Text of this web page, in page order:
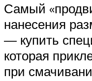
Самый
нанесения
— купить
которая
при